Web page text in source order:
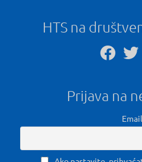
HTS na
Prijava na
Email